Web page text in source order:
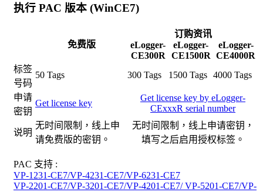
执行 PAC 版本 (WinCE7)
免费版
订购资讯
eLogger-
CE300R
eLogger-
CE1500R
eLogger-
CE4000R
标签
号码
50 Tags 300 Tags 1500 Tags 4000 Tags
申请
密钥
Get license key
Get license key by eLogger-
CExxxR serial number
说明
无时间限制，线上申
请免费版的密钥。
无时间限制，线上申请密钥，
填写之后启用授权标签。
PAC 支持 :
VP-1231-CE7/VP-4231-CE7/VP-6231-CE7
VP-2201-CE7/VP-3201-CE7/VP-4201-CE7/ VP-5201-CE7/VP-